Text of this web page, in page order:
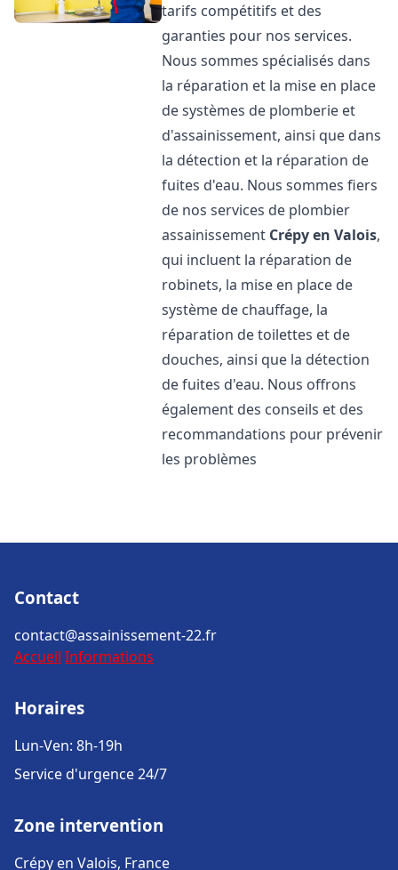
tarifs compétitifs et des
garanties pour nos services.
Nous sommes spécialisés dans
la réparation et la mise en place
de systèmes de plomberie et
d'assainissement, ainsi que dans
la détection et la réparation de
fuites d'eau. Nous sommes fiers
de nos services de plombier
assainissement Crépy en Valois,
qui incluent la réparation de
robinets, la mise en place de
système de chauffage, la
réparation de toilettes et de
douches, ainsi que la détection
de fuites d'eau. Nous offrons
également des conseils et des
recommandations pour prévenir
les problèmes
Contact
contact@assainissement-22.fr
Accueil Informations
Horaires
Lun-Ven: 8h-19h
Service d'urgence 24/7
Zone intervention
Crépy en Valois, France